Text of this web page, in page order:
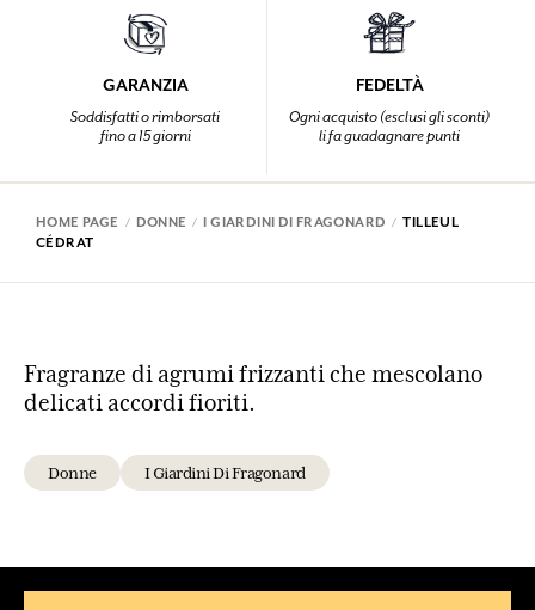
GARANZIA
Soddisfatti o rimborsati
fino a 15 giorni
FEDELTÀ
Ogni acquisto (esclusi gli sconti)
li fa guadagnare punti
HOME PAGE DONNE I GIARDINI DI FRAGONARD
TILLEUL
CÉDRAT
Fragranze di agrumi frizzanti che mescolano
delicati accordi fioriti.
Donne I Giardini Di Fragonard